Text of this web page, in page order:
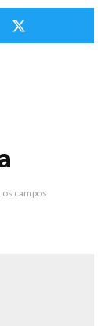
campos